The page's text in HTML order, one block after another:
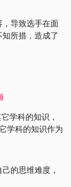
导致选手在面
所措，造成了
学科的知识，
学科的知识作为
的思维难度，